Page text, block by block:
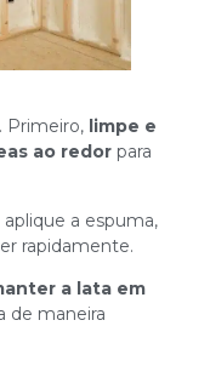
Primeiro, limpe e
ao redor para
a espuma,
rapidamente.
a lata em
de maneira